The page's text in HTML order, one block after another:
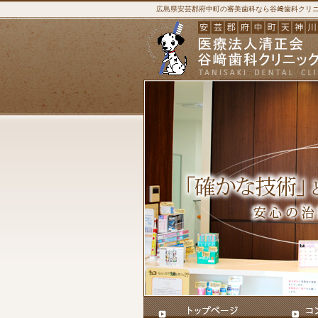
広島県安芸郡府中町の審美歯科なら谷﨑歯科クリ